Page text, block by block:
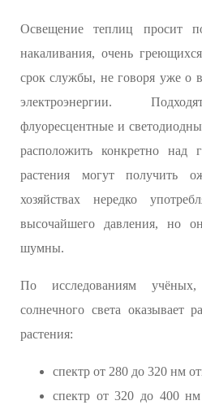
Освещение теплиц просит
накаливания, очень
срок службы, не говоря уже о
электроэнергии.
флуоресцентные и
расположить конкретно над
растения могут получить
хозяйствах нередко
высочайшего давления, но
шумны.
По исследованиям учёных,
солнечного света оказывает
растения:
спектр от 280 до 320 нм
спектр от 320 до 400